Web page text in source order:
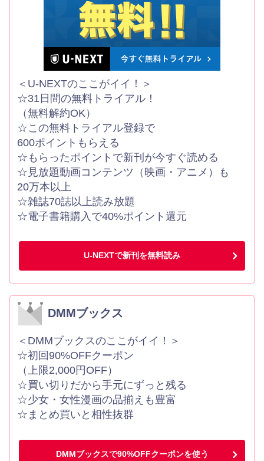
＜U-NEXTのここがイイ！＞
☆31日間の無料トライアル！
（無料解約OK）
☆この無料トライアル登録で
600ポイントもらえる
☆もらったポイントで新刊が今すぐ読める
☆見放題動画コンテンツ（映画・アニメ）も
20万本以上
☆雑誌70誌以上読み放題
☆電子書籍購入で40%ポイント還元
U-NEXTで新刊を無料読み
DMMブックス
＜DMMブックスのここがイイ！＞
☆初回90%OFFクーポン
（上限2,000円OFF）
☆買い切りだから手元にずっと残る
☆少女・女性漫画の品揃えも豊富
☆まとめ買いと相性抜群
DMMブックスで90%OFFクーポンを使う